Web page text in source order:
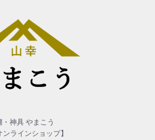
・神具 やまこう
ンラインショップ】